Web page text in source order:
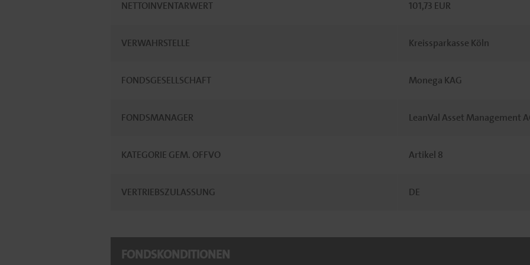
NETTOINVENTARWERT 101,73 EUR
VERWAHRSTELLE Kreissparkasse Köln
FONDSGESELLSCHAFT Monega KAG
FONDSMANAGER LeanVal Asset Management
KATEGORIE GEM. OFFVO Artikel 8
VERTRIEBSZULASSUNG DE
FONDSKONDITIONEN